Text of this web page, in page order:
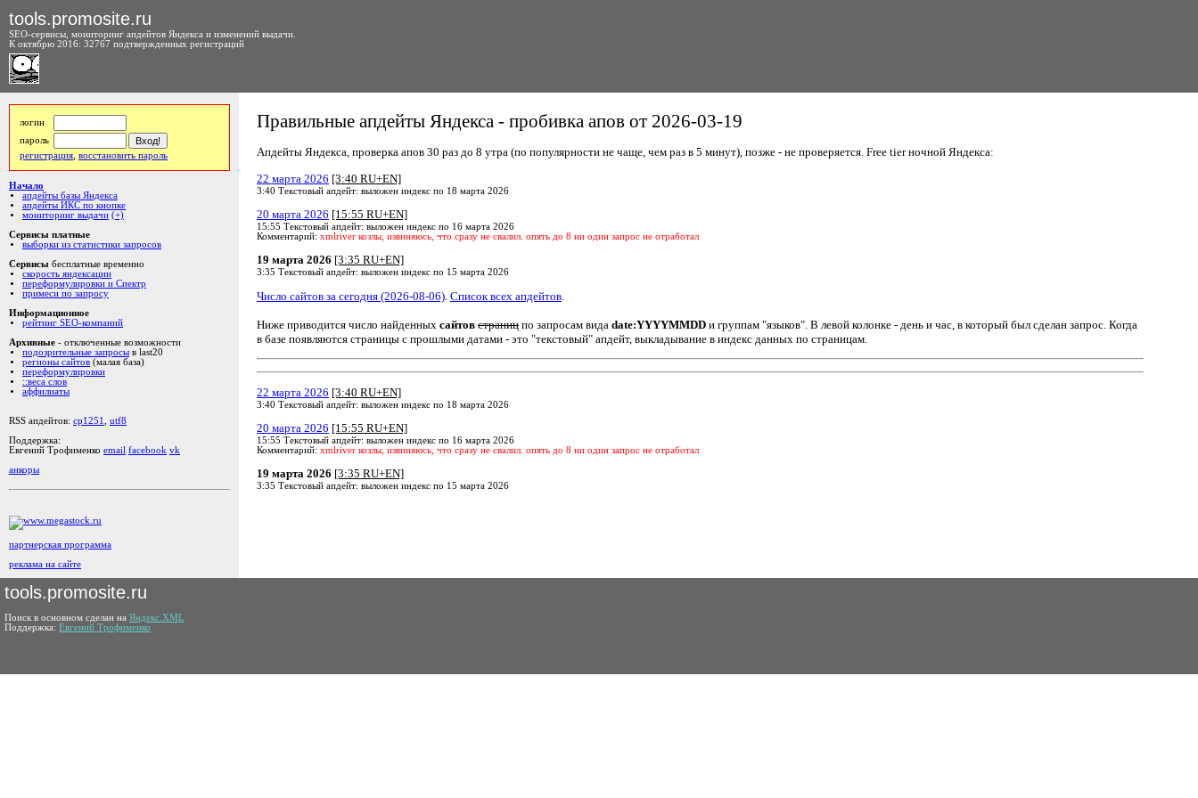
tools.promosite.ru
SEO-сервисы, мониторинг апдейтов Яндекса и изменений выдачи.
К октябрю 2016: 32767 подтвержденных регистраций
логин
пароль
регистрация восстановить пароль
Начало
апдейты базы Яндекса
апдейты ИКС по кнопке
мониторинг выдачи (+)
Сервисы платные
выборки из статистики запросов
Сервисы бесплатные временно
скорость яндексации
переформулировки и Спектр
примеси по запросу
Информационное
рейтинг SEO-компаний
Архивные - отключенные возможности
подозрительные запросы в last20
регионы сайтов (малая база)
переформулировки
::веса слов
аффилиаты
RSS апдейтов: cp1251
utf8
Поддержка:
Евгений Трофименко email facebook vk
анкоры
партнерская программа
реклама на сайте
Правильные апдейты Яндекса - пробивка апов от 2026-03-19
Апдейты Яндекса, проверка апов 30 раз до 8 утра (по популярности не чаще, чем раз в 5 минут), позже - не проверяется. Free tier ночной Яндекса:
22 марта 2026 [3:40 RU+EN]
3:40 Текстовый апдейт: выложен индекс по 18 марта 2026
20 марта 2026 [15:55 RU+EN]
15:55 Текстовый апдейт: выложен индекс по 16 марта 2026
Комментарий: xmlriver козлы, извиняюсь, что сразу не свалил. опять до 8 ни один запрос не отработал
19 марта 2026 [3:35 RU+EN]
3:35 Текстовый апдейт: выложен индекс по 15 марта 2026
Число сайтов за сегодня (2026-08-06) Список всех апдейтов
Ниже приводится число найденных сайтов страниц по запросам вида date:YYYYMMDD и группам "языков". В левой колонке - день и час, в который был сделан запрос. Когда
в базе появляются страницы с прошлыми датами - это "текстовый" апдейт, выкладывание в индекс данных по страницам.
22 марта 2026 [3:40 RU+EN]
3:40 Текстовый апдейт: выложен индекс по 18 марта 2026
20 марта 2026 [15:55 RU+EN]
15:55 Текстовый апдейт: выложен индекс по 16 марта 2026
Комментарий: xmlriver козлы, извиняюсь, что сразу не свалил. опять до 8 ни один запрос не отработал
19 марта 2026 [3:35 RU+EN]
3:35 Текстовый апдейт: выложен индекс по 15 марта 2026
tools.promosite.ru
Поиск в основном сделан на Яндекс.XML
Поддержка: Евгений Трофименко